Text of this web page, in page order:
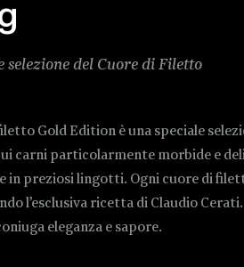
selezione del Cuore di Filetto
Gold Edition è una speciale
carni particolarmente morbide e
in preziosi lingotti. Ogni cuore di
l’esclusiva ricetta di Claudio
eleganza e sapore.